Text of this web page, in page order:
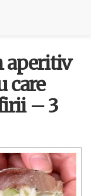
aperitiv
care
– 3